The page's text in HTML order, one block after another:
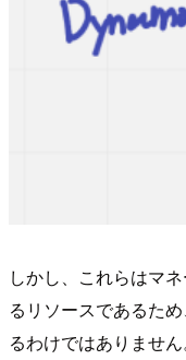
しかし、これらはマ
るリソースであるた
るわけではありませ